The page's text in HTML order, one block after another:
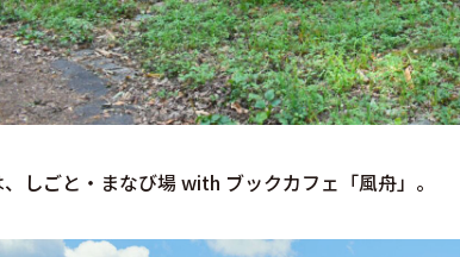
しごと・まなび場 with ブックカフェ「風舟」。